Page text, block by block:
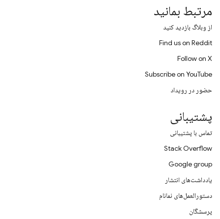
مرتبط بمانید
از وبلاگ بازدید کنید
Find us on Reddit
Follow on X
Subscribe on YouTube
حضور در رویداد
پشتیبانی
تماس با پشتیبانی
Stack Overflow
Google group
یادداشت‌های انتشار
دستورالعمل‌های نمانام
پرسشگان